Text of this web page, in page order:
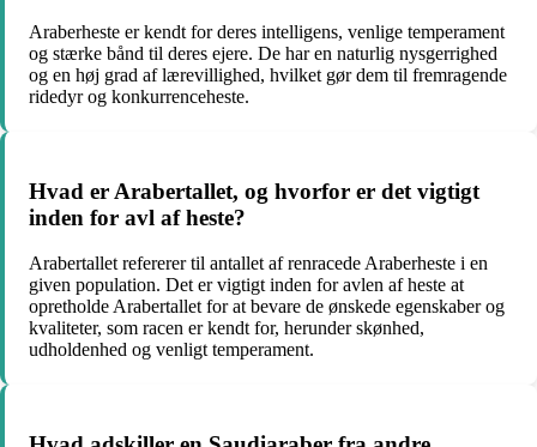
Araberheste er kendt for deres intelligens, venlige temperament
og stærke bånd til deres ejere. De har en naturlig nysgerrighed
og en høj grad af lærevillighed, hvilket gør dem til fremragende
ridedyr og konkurrenceheste.
Hvad er Arabertallet, og hvorfor er det vigtigt
inden for avl af heste?
Arabertallet refererer til antallet af renracede Araberheste i en
given population. Det er vigtigt inden for avlen af heste at
opretholde Arabertallet for at bevare de ønskede egenskaber og
kvaliteter, som racen er kendt for, herunder skønhed,
udholdenhed og venligt temperament.